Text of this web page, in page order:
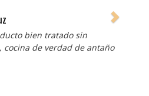
bien tratado sin
cocina de verdad de antaño